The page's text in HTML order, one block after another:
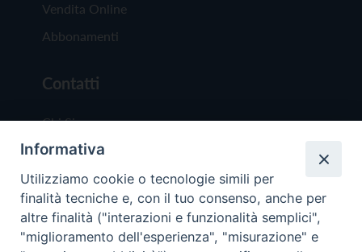
Vendita Online
Abbonamenti
Contatti
Chi Siamo
Redazione
Scrivici
Informativa
Utilizziamo cookie o tecnologie simili per
finalità tecniche e, con il tuo consenso, anche per
altre finalità ("interazioni e funzionalità semplici",
"miglioramento dell'esperienza", "misurazione" e